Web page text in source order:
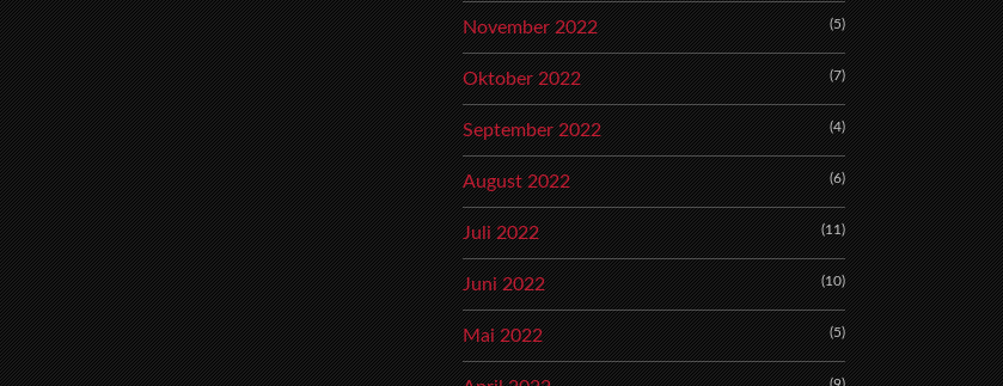
November 2022 (5)
Oktober 2022 (7)
September 2022 (4)
August 2022 (6)
Juli 2022 (11)
Juni 2022 (10)
Mai 2022 (5)